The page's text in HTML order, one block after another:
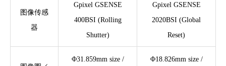
图像传感
器
Gpixel GSENSE
400BSI (Rolling
Shutter)
Gpixel GSENSE
2020BSI (Global
Reset)
Φ31.859mm size /
Φ18.826mm size /